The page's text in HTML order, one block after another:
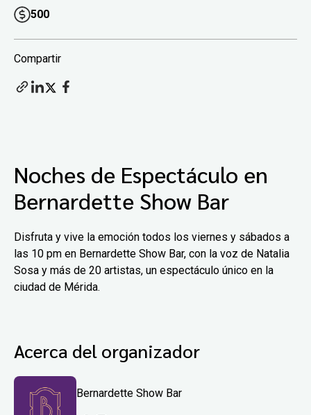
500
Compartir
Noches de Espectáculo en
Bernardette Show Bar
Disfruta y vive la emoción todos los viernes y sábados a
las 10 pm en Bernardette Show Bar, con la voz de Natalia
Sosa y más de 20 artistas, un espectáculo único en la
ciudad de Mérida.
Acerca del organizador
Bernardette Show Bar